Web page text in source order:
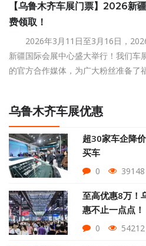
【乌鲁木齐车展门票】2026新
费领取！
2026年3月11日至3月16日，
新疆国际会展中心盛大举行！我们车
的官方合作媒体，为广大粉丝准备
乌鲁木齐车展优惠
超30家车企降
买车
0 39148
至高优惠8万！
惠不止一点点！
0 54212